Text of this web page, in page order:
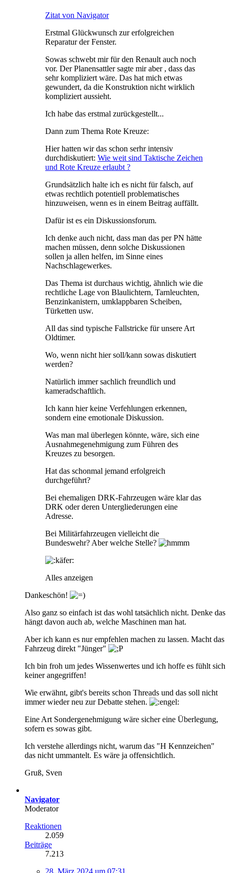
Zitat von Navigator
Erstmal Glückwunsch zur erfolgreichen
Reparatur der Fenster.
Sowas schwebt mir für den Renault auch noch
vor. Der Planensattler sagte mir aber , dass das
sehr kompliziert wäre. Das hat mich etwas
gewundert, da die Konstruktion nicht wirklich
kompliziert aussieht.
Ich habe das erstmal zurückgestellt...
Dann zum Thema Rote Kreuze:
Hier hatten wir das schon serhr intensiv
durchdiskutiert: Wie weit sind Taktische Zeichen
und Rote Kreuze erlaubt ?
Grundsätzlich halte ich es nicht für falsch, auf
etwas rechtlich potentiell problematisches
hinzuweisen, wenn es in einem Beitrag auffällt.
Dafür ist es ein Diskussionsforum.
Ich denke auch nicht, dass man das per PN hätte
machen müssen, denn solche Diskussionen
sollen ja allen helfen, im Sinne eines
Nachschlagewerkes.
Das Thema ist durchaus wichtig, ähnlich wie die
rechtliche Lage von Blaulichtern, Tarnleuchten,
Benzinkanistern, umklappbaren Scheiben,
Türketten usw.
All das sind typische Fallstricke für unsere Art
Oldtimer.
Wo, wenn nicht hier soll/kann sowas diskutiert
werden?
Natürlich immer sachlich freundlich und
kameradschaftlich.
Ich kann hier keine Verfehlungen erkennen,
sondern eine emotionale Diskussion.
Was man mal überlegen könnte, wäre, sich eine
Ausnahmegenehmigung zum Führen des
Kreuzes zu besorgen.
Hat das schonmal jemand erfolgreich
durchgeführt?
Bei ehemaligen DRK-Fahrzeugen wäre klar das
DRK oder deren Untergliederungen eine
Adresse.
Bei Militärfahrzeugen vielleicht die
Bundeswehr? Aber welche Stelle?
Alles anzeigen
Dankeschön!
Also ganz so einfach ist das wohl tatsächlich nicht. Denke das
hängt davon auch ab, welche Maschinen man hat.
Aber ich kann es nur empfehlen machen zu lassen. Macht das
Fahrzeug direkt "Jünger"
Ich bin froh um jedes Wissenwertes und ich hoffe es fühlt sich
keiner angegriffen!
Wie erwähnt, gibt's bereits schon Threads und das soll nicht
immer wieder neu zur Debatte stehen.
Eine Art Sondergenehmigung wäre sicher eine Überlegung,
sofern es sowas gibt.
Ich verstehe allerdings nicht, warum das "H Kennzeichen"
das nicht ummantelt. Es wäre ja offensichtlich.
Gruß, Sven
Navigator
Moderator
Reaktionen
2.059
Beiträge
7.213